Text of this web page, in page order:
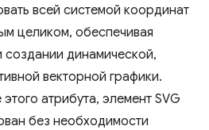
всей системой координат
целиком, обеспечивая
динамической,
векторной графики.
атрибута, элемент SVG
без необходимости